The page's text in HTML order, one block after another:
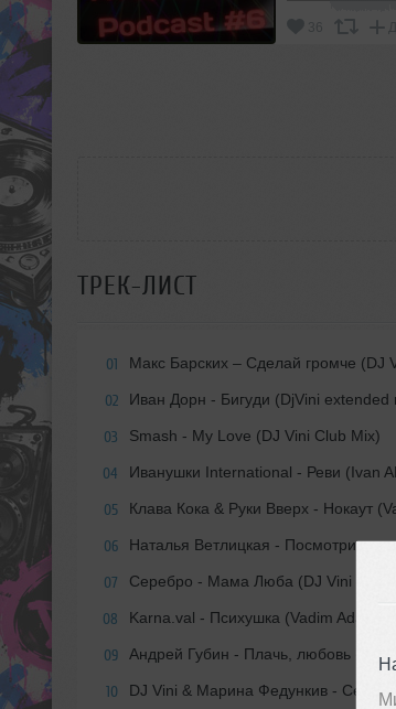
36
ТРЕК-ЛИСТ
01 Макс Барских – Сделай громче (DJ
02 Иван Дорн - Бигуди (DjVini extended
03 Smash - My Love (DJ Vini Club Mix)
04 Иванушки International - Реви (Ivan
05 Клава Кока & Руки Вверх - Нокаут
06 Наталья Ветлицкая - Посмотри в
07 Серебро - Мама Люба (DJ Vini
08 Karna.val - Психушка (Vadim
09 Андрей Губин - Плачь, любовь (Ivan
10 DJ Vini & Марина Федункив - Секс